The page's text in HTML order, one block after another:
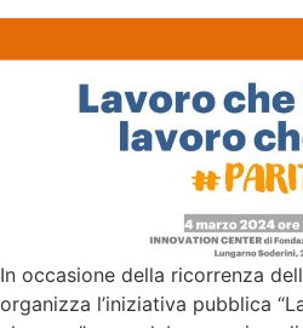
In occasione della ricorrenza
organizza l’iniziativa pubblica